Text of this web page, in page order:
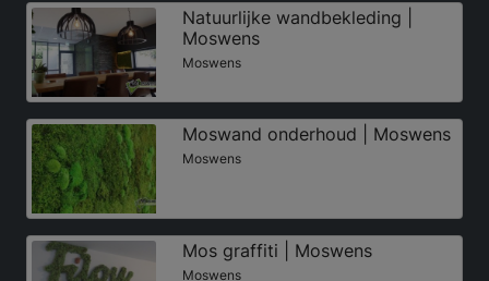
Natuurlijke wandbekleding |
Moswens
Moswens
Moswand onderhoud | Moswens
Moswens
Mos graffiti | Moswens
Moswens